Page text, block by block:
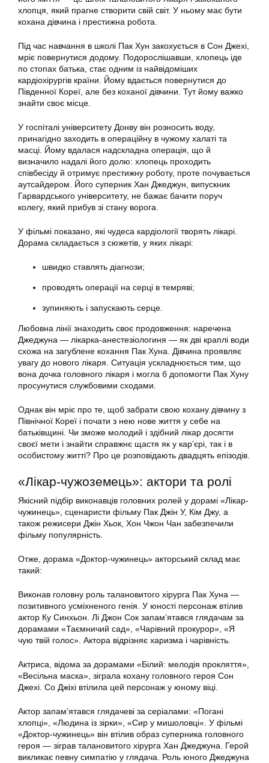
хлопця, який прагне створити свій світ. У ньому має бути
кохана дівчина і престижна робота.
Під час навчання в школі Пак Хун закохується в Сон Джехі,
мріє повернутися додому. Подорослішавши, хлопець іде
по стопах батька, стає одним із найвідоміших
кардіохірургів країни. Йому вдається повернутися до
Південної Кореї, але без коханої дівчини. Тут йому важко
знайти своє місце.
У госпіталі університету Донву він розносить воду,
принагідно заходить в операційну в чужому халаті та
масці. Йому вдалася надскладна операція, що й
визначило надалі його долю: хлопець проходить
співбесіду й отримує престижну роботу, проте почувається
аутсайдером. Його суперник Хан Джеджун, випускник
Гарвардського університету, не бажає бачити поруч
колегу, який прибув зі стану ворога.
У фільмі показано, які чудеса кардіології творять лікарі.
Дорама складається з сюжетів, у яких лікарі:
швидко ставлять діагнози;
проводять операції на серці в темряві;
зупиняють і запускають серце.
Любовна лінії знаходить своє продовження: наречена
Джеджуна — лікарка-анестезіологиня — як дві краплі води
схожа на загублене кохання Пак Хуна. Дівчина проявляє
увагу до нового лікаря. Ситуація ускладнюється тим, що
вона дочка головного лікаря і могла б допомогти Пак Хуну
просунутися службовими сходами.
Однак він мріє про те, щоб забрати свою кохану дівчину з
Північної Кореї і почати з нею нове життя у себе на
батьківщині. Чи зможе молодий і здібний лікар досягти
своєї мети і знайти справжнє щастя як у кар’єрі, так і в
особистому житті? Про це розповідають двадцять епізодів.
«Лікар-чужоземець»: актори та ролі
Якісний підбір виконавців головних ролей у дорамі «Лікар-
чужинець», сценаристи фільму Пак Джін У, Кім Джу, а
також режисери Джін Хьок, Хон Чжон Чан забезпечили
фільму популярність.
Отже, дорама «Доктор-чужинець» акторський склад має
такий:
Виконав головну роль талановитого хірурга Пак Хуна —
позитивного усміхненого генія. У юності персонаж втілив
актор Ку Синхьон. Лі Джон Сок запам’ятався глядачам за
дорамами «Таємничий сад», «Чарівний прокурор», «Я
чую твій голос». Актора відрізняє харизма і чарівність.
Актриса, відома за дорамами «Білий: мелодія прокляття»,
«Весільна маска», зіграла кохану головного героя Сон
Джехі. Со Джіхі втілила цей персонаж у юному віці.
Актор запам’ятався глядачеві за серіалами: «Погані
хлопці», «Людина із зірки», «Сир у мишоловці«. У фільмі
«Доктор-чужинець» він втілив образ суперника головного
героя — зіграв талановитого хірурга Хан Джеджуна. Герой
викликає певну симпатію у глядача. Роль юного Джеджуна